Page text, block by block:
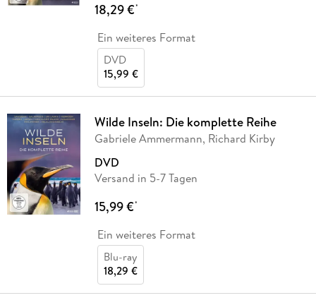
18,29 €*
Ein weiteres Format
DVD
15,99 €
Wilde Inseln: Die komplette Reihe
Gabriele Ammermann, Richard Kirby
DVD
Versand in 5-7 Tagen
15,99 €*
Ein weiteres Format
Blu-ray
18,29 €